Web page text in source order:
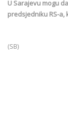
U Sarajevu mogu
predsjedniku RS-a,
(SB)